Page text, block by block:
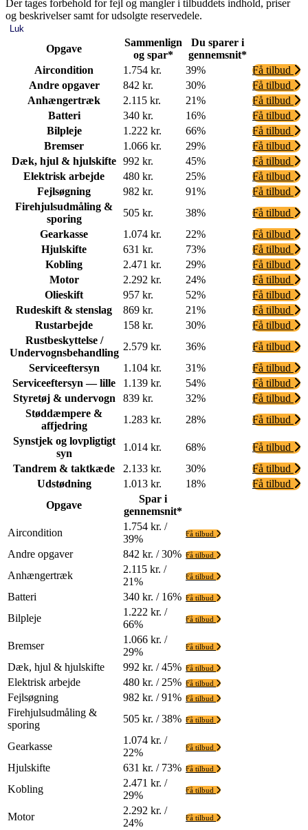
Der tages forbehold for fejl og mangler i tilbuddets indhold, priser
og beskrivelser samt for udsolgte reservedele.
Luk
Opgave
Sammenlign
og spar*
Du sparer i
gennemsnit*
Aircondition
1.754 kr. 39%
Få tilbud
Andre opgaver
842 kr. 30%
Få tilbud
Anhængertræk
2.115 kr. 21%
Få tilbud
Batteri
340 kr. 16%
Få tilbud
Bilpleje
1.222 kr. 66%
Få tilbud
Bremser
1.066 kr. 29%
Få tilbud
Dæk, hjul & hjulskifte 992 kr. 45%
Få tilbud
Elektrisk arbejde
480 kr. 25%
Få tilbud
Fejlsøgning
982 kr. 91%
Få tilbud
Firehjulsudmåling &
sporing
505 kr. 38%
Få tilbud
Gearkasse
1.074 kr. 22%
Få tilbud
Hjulskifte
631 kr. 73%
Få tilbud
Kobling
2.471 kr. 29%
Få tilbud
Motor
2.292 kr. 24%
Få tilbud
Olieskift
957 kr. 52%
Få tilbud
Rudeskift & stenslag
869 kr. 21%
Få tilbud
Rustarbejde
158 kr. 30%
Få tilbud
Rustbeskyttelse /
Undervognsbehandling
2.579 kr. 36%
Få tilbud
Serviceeftersyn
1.104 kr. 31%
Få tilbud
Serviceeftersyn — lille
1.139 kr. 54%
Få tilbud
Styretøj & undervogn
839 kr. 32%
Få tilbud
Støddæmpere &
affjedring
1.283 kr. 28%
Få tilbud
Synstjek og lovpligtigt
syn
1.014 kr. 68%
Få tilbud
Tandrem & taktkæde
2.133 kr. 30%
Få tilbud
Udstødning
1.013 kr. 18%
Få tilbud
Opgave
Spar i
gennemsnit*
Aircondition
1.754 kr. /
39%
Få tilbud
Andre opgaver 842 kr. / 30% Få tilbud
Anhængertræk
2.115 kr. /
21%
Få tilbud
Batteri 340 kr. / 16% Få tilbud
Bilpleje
1.222 kr. /
66%
Få tilbud
Bremser
1.066 kr. /
29%
Få tilbud
Dæk, hjul & hjulskifte 992 kr. / 45% Få tilbud
Elektrisk arbejde 480 kr. / 25% Få tilbud
Fejlsøgning 982 kr. / 91% Få tilbud
Firehjulsudmåling &
sporing
505 kr. / 38% Få tilbud
Gearkasse
1.074 kr. /
22%
Få tilbud
Hjulskifte 631 kr. / 73% Få tilbud
Kobling
2.471 kr. /
29%
Få tilbud
Motor
2.292 kr. /
24%
Få tilbud